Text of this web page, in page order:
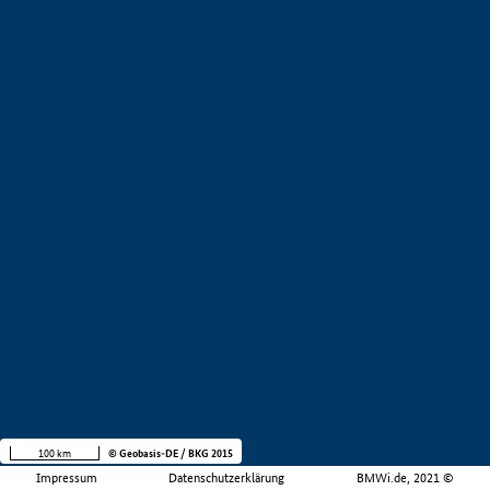
Impressum Datenschutzerklärung BMWi.de, 2021 ©
100 km © Geobasis-DE / BKG 2015